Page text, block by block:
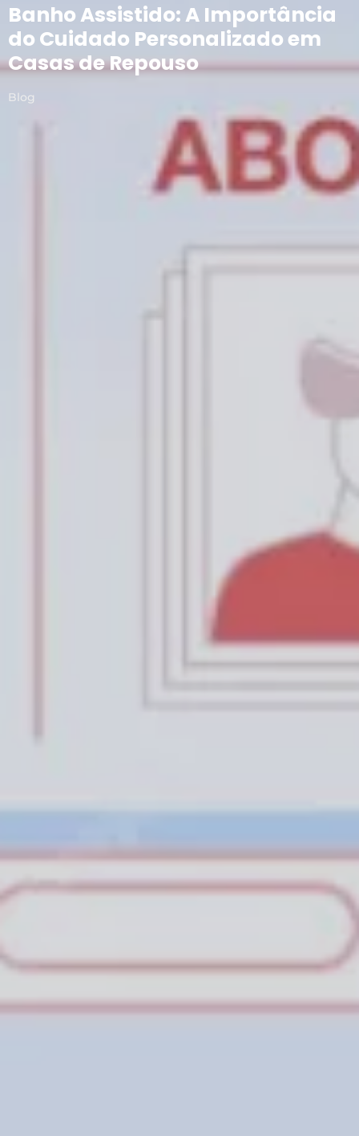
Banho Assistido: A Importância
do Cuidado Personalizado em
Casas de Repouso
Blog